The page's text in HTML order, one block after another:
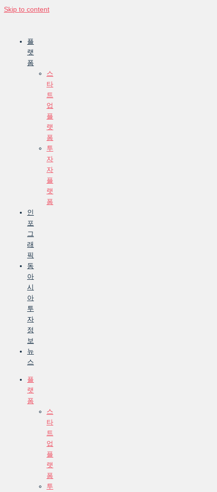
Skip to content
플
랫
폼
스
타
트
업
플
랫
폼
투
자
자
플
랫
폼
인
포
그
래
픽
동
아
시
아
투
자
정
보
뉴
스
플
랫
폼
스
타
트
업
플
랫
폼
투